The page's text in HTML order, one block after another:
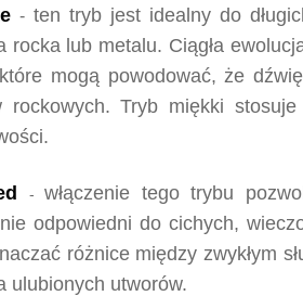
- ten tryb jest idealny do
rocka lub metalu. Ciągła
mogą powodować, że
rockowych. Tryb miękki
-włączenie tego trybu
odpowiedni do cichych,
różnice między zwykłym
ulubionych utworów.